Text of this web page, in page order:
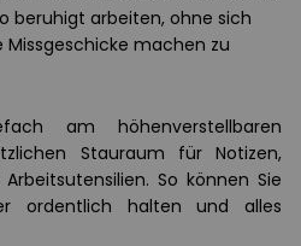
beruhigt arbeiten, ohne sich
machen zu
am höhenverstellbaren
Stauraum für Notizen,
So können Sie
ordentlich halten und alles